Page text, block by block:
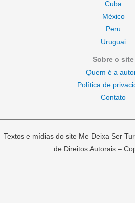
Cuba
México
Peru
Uruguai
Sobre o site
Quem é a
Política de
Contato
Textos e mídias do site Me Deixa Ser
de Direitos Autorais –